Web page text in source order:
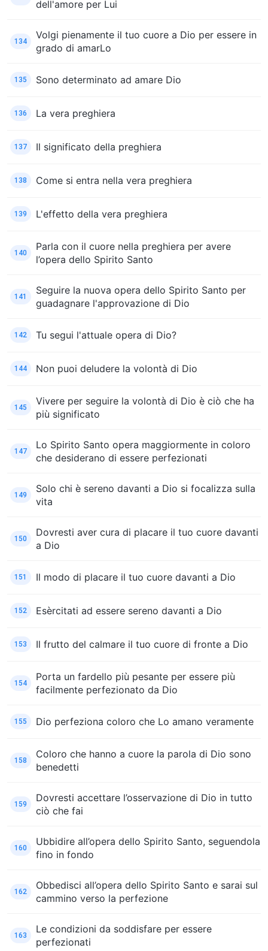
dell'amore per Lui
134
Volgi pienamente il tuo cuore a Dio per essere in
grado di amarLo
135 Sono determinato ad amare Dio
136 La vera preghiera
137 Il significato della preghiera
138 Come si entra nella vera preghiera
139 L'effetto della vera preghiera
140
Parla con il cuore nella preghiera per avere
l’opera dello Spirito Santo
141
Seguire la nuova opera dello Spirito Santo per
guadagnare l'approvazione di Dio
142 Tu segui l'attuale opera di Dio?
144 Non puoi deludere la volontà di Dio
145
Vivere per seguire la volontà di Dio è ciò che ha
più significato
147
Lo Spirito Santo opera maggiormente in coloro
che desiderano di essere perfezionati
149
Solo chi è sereno davanti a Dio si focalizza sulla
vita
150
Dovresti aver cura di placare il tuo cuore davanti
a Dio
151 Il modo di placare il tuo cuore davanti a Dio
152 Esèrcitati ad essere sereno davanti a Dio
153 Il frutto del calmare il tuo cuore di fronte a Dio
154
Porta un fardello più pesante per essere più
facilmente perfezionato da Dio
155 Dio perfeziona coloro che Lo amano veramente
158
Coloro che hanno a cuore la parola di Dio sono
benedetti
159
Dovresti accettare l’osservazione di Dio in tutto
ciò che fai
160
Ubbidire all’opera dello Spirito Santo, seguendola
fino in fondo
162
Obbedisci all’opera dello Spirito Santo e sarai sul
cammino verso la perfezione
163
Le condizioni da soddisfare per essere
perfezionati